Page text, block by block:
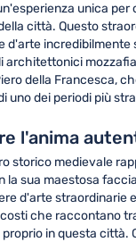
unica
città. Questo
d'arte
della Francesca,
dei periodi più
l'anima
storico medievale
la sua maestosa
d'arte
che raccontano
in questa